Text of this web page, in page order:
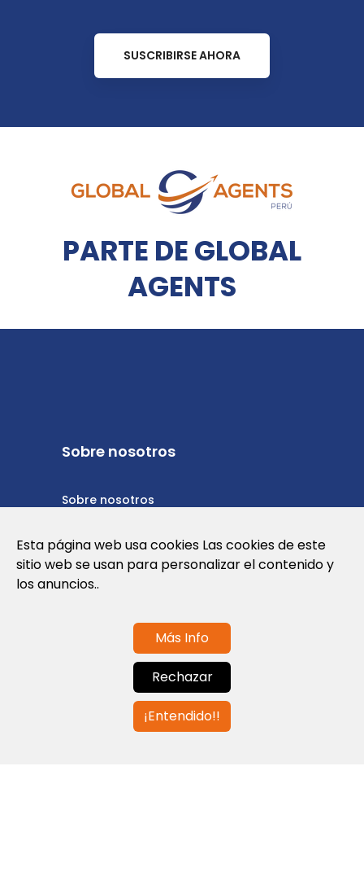
SUSCRIBIRSE AHORA
PARTE DE GLOBAL
AGENTS
Sobre nosotros
Sobre nosotros
Política de cookies
Contáctanos
info@globalagents.net
Esta página web usa cookies Las cookies de este
sitio web se usan para personalizar el contenido y
los anuncios..
Más Info
Rechazar
¡Entendido!!